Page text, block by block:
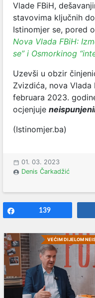
Vlade FBiH,
stavovima ključnih
Istinomjer se, pored
Nova Vlada FBiH:
se” i Osmorkinog
Uzevši u obzir
Zvizdića, nova Vlada
februara 2023.
ocjenjuje
(Istinomjer.ba)
01. 03. 2023
Denis Čarkadžić
139
VEĆIM DIJELOM